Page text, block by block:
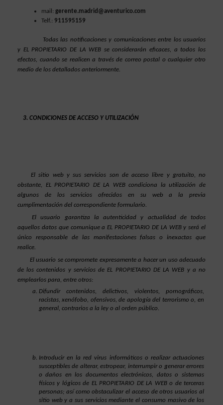
mail: gerente.madrid@aventurico.com
Telf.: 911595159
Todas las notificaciones y comunicaciones entre los usuarios
y EL PROPIETARIO DE LA WEB se considerarán eficaces, a todos los
efectos, cuando se realicen a través de correo postal o cualquier otro
medio de los detallados anteriormente.
CONDICIONES DE ACCESO Y UTILIZACIÓN
El sitio web y sus servicios son de acceso libre y gratuito, no
obstante, EL PROPIETARIO DE LA WEB condiciona la utilización de
algunos de los servicios ofrecidos en su web a la previa
cumplimentación del correspondiente formulario.
El usuario garantiza la autenticidad y actualidad de todos
aquellos datos que comunique a EL PROPIETARIO DE LA WEB y será el
único responsable de las manifestaciones falsas o inexactas que
realice.
El usuario se compromete expresamente a hacer un uso adecuado
de los contenidos y servicios de EL PROPIETARIO DE LA WEB y a no
emplearlos para, entre otros:
Difundir contenidos, delictivos, violentos, pornográficos,
racistas, xenófobo, ofensivos, de apología del terrorismo o, en
general, contrarios a la ley o al orden público.
Introducir en la red virus informáticos o realizar actuaciones
susceptibles de alterar, estropear, interrumpir o generar errores
o daños en los documentos electrónicos, datos o sistemas
físicos y lógicos de EL PROPIETARIO DE LA WEB o de terceras
personas; así como obstaculizar el acceso de otros usuarios al
sitio web y a sus servicios mediante el consumo masivo de los